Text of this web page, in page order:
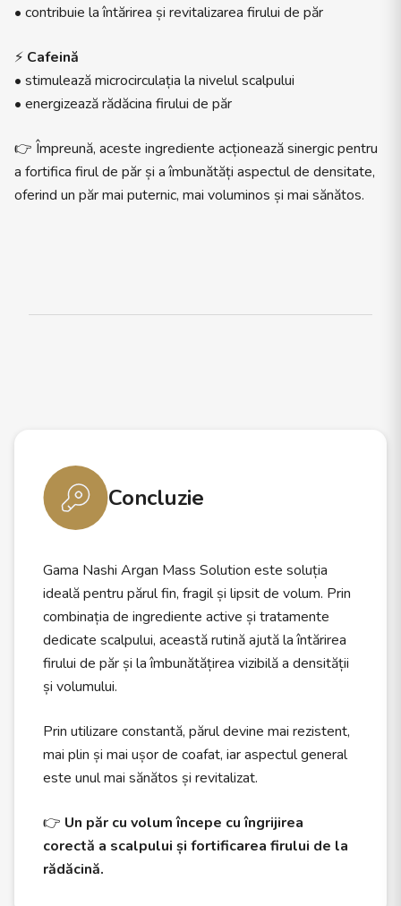
• contribuie la întărirea și revitalizarea firului de păr
⚡ Cafeină
• stimulează microcirculația la nivelul scalpului
• energizează rădăcina firului de păr
👉 Împreună, aceste ingrediente acționează sinergic pentru
a fortifica firul de păr și a îmbunătăți aspectul de densitate,
oferind un păr mai puternic, mai voluminos și mai sănătos.
Concluzie
Gama Nashi Argan Mass Solution este soluția
ideală pentru părul fin, fragil și lipsit de volum. Prin
combinația de ingrediente active și tratamente
dedicate scalpului, această rutină ajută la întărirea
firului de păr și la îmbunătățirea vizibilă a densității
și volumului.
Prin utilizare constantă, părul devine mai rezistent,
mai plin și mai ușor de coafat, iar aspectul general
este unul mai sănătos și revitalizat.
👉 Un păr cu volum începe cu îngrijirea
corectă a scalpului și fortificarea firului de la
rădăcină.